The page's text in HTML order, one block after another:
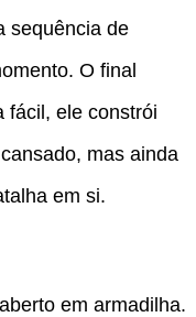
sequência de
O final
fácil, ele constrói
mas ainda
em si.
em armadilha.